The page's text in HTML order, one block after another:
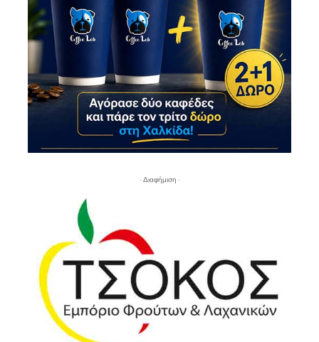
- Διαφήμιση -